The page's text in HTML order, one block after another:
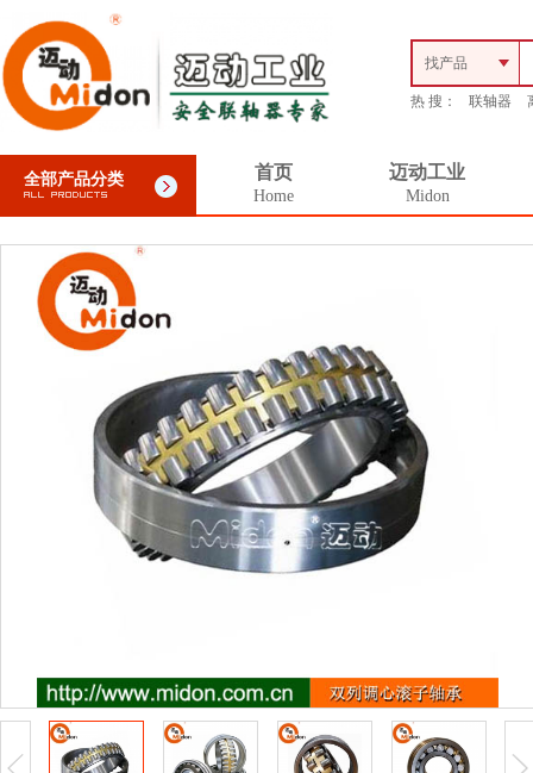
找产品
热 搜： 联轴器
全部产品分类 首页
Home
迈动工业
Midon